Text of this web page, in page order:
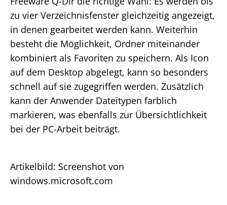
zu vier Verzeichnisfenster gleichzeitig angezeigt,
in denen gearbeitet werden kann. Weiterhin
besteht die Möglichkeit, Ordner miteinander
kombiniert als Favoriten zu speichern. Als Icon
auf dem Desktop abgelegt, kann so besonders
schnell auf sie zugegriffen werden. Zusätzlich
kann der Anwender Dateitypen farblich
markieren, was ebenfalls zur Übersichtlichkeit
bei der PC-Arbeit beiträgt.
Artikelbild: Screenshot von
windows.microsoft.com